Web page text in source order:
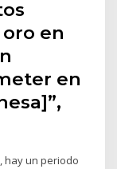
en
en
hay un periodo